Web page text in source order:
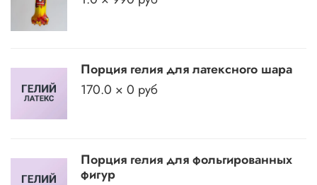
Порция гелия для латексного шара
170.0 × 0 руб
Порция гелия для фольгированных
фигур